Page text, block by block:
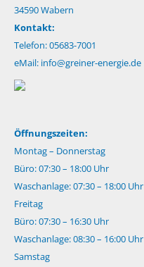
34590 Wabern
Kontakt:
Telefon: 05683-7001
eMail: info@greiner-energie.de
Öffnungszeiten:
Montag – Donnerstag
Büro: 07:30 – 18:00 Uhr
Waschanlage: 07:30 – 18:00 Uhr
Freitag
Büro: 07:30 – 16:30 Uhr
Waschanlage: 08:30 – 16:00 Uhr
Samstag